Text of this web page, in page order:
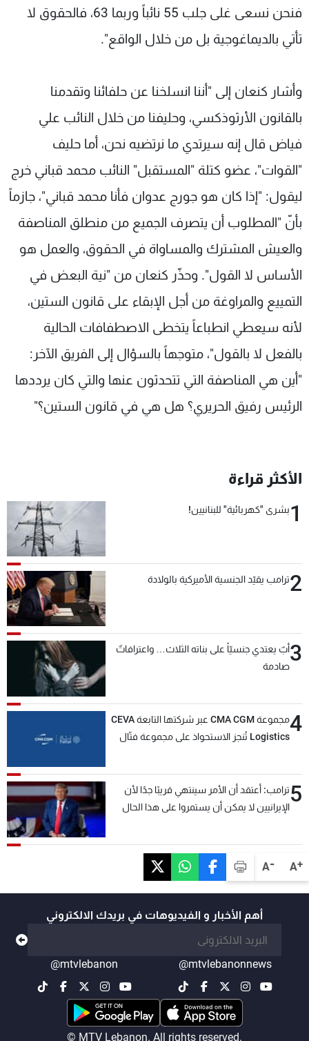
A+
A-
فنحن نسعى غلى جلب 55 نائباً وربما 63، فالحقوق لا
تأتي بالديماغوجية بل من خلال الواقع".
وأشار كنعان إلى "أننا انسلخنا عن حلفائنا وتقدمنا
بالقانون الأرثوذكسي، وحليفنا من خلال النائب علي
فياض قال إنه سيرتدي ما نرتضيه نحن، أما حليف
"القوات"، عضو كتلة "المستقبل" النائب محمد قباني خرج
ليقول: "إذا كان هو جورج عدوان فأنا محمد قباني"، جازماً
بأنّ "المطلوب أن يتصرف الجميع من منطلق المناصفة
والعيش المشترك والمساواة في الحقوق، والعمل هو
الأساس لا القول". وحذّر كنعان من "نية البعض في
التمييع والمراوغة من أجل الإبقاء على قانون الستين،
لأنه سيعطي انطباعاً يتخطى الاصطفافات الحالية
بالفعل لا بالقول"، متوجهاً بالسؤال إلى الفريق الآخر:
"أين هي المناصفة التي تتحدثون عنها والتي كان يرددها
الرئيس رفيق الحريري؟ هل هي في قانون الستين؟"
الأكثر قراءة
1بشرى "كهربائية" للبنانيين!
2ترامب يقيّد الجنسية الأميركية بالولادة
3أبٌ يعتدي جنسيّاً على بناته الثلاث… واعترافاتٌ
صادمة
4
مجموعة CMA CGM عبر شركتها التابعة CEVA
Logistics تُنجز الاستحواذ على مجموعة فتّال
5ترامب: أعتقد أن الأمر سينتهي قريبًا جدًا لأن
الإيرانيين لا يمكن أن يستمروا على هذا الحال
أهم الأخبار و الفيديوهات في بريدك الالكتروني
@mtvlebanonnews
@mtvlebanon
© MTV Lebanon. All rights reserved.